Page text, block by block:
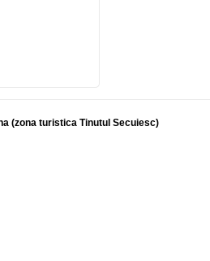
(zona turistica Tinutul Secuiesc)